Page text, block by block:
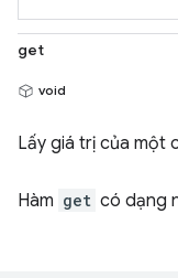
get
void
Lấy giá trị của một
Hàm get có dạng